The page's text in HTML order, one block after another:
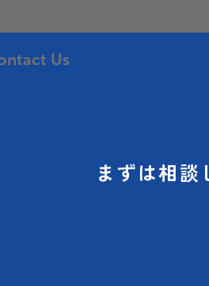
Us
まずは相談